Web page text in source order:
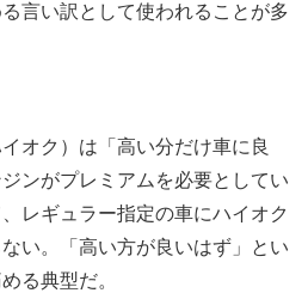
言い訳として使われることが多
オク）は「高い分だけ車に良
ンがプレミアムを必要としてい
レギュラー指定の車にハイオク
い。「高い方が良いはず」とい
る典型だ。